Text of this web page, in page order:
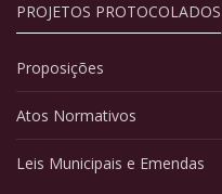
PROJETOS PROTOCOLADOS
Proposições
Atos Normativos
Leis Municipais e Emendas